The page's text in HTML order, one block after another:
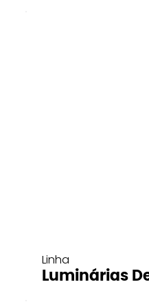
Linha
Luminárias